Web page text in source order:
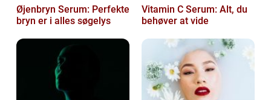
Øjenbryn Serum: Perfekte
bryn er i alles søgelys
Vitamin C Serum: Alt, du
behøver at vide